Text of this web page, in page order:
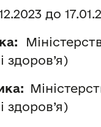
3 до 17
здоров’я)
здоров’я)